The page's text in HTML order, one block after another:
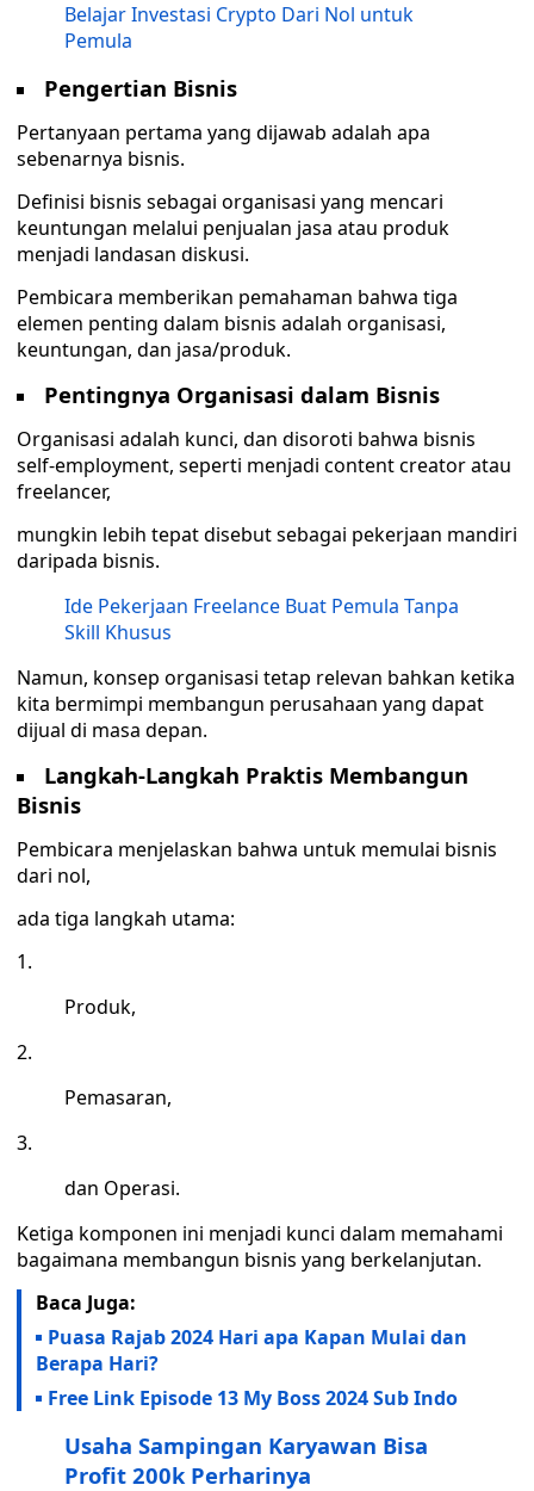
Belajar Investasi Crypto Dari Nol untuk
Pemula
Pengertian Bisnis
Pertanyaan pertama yang dijawab adalah apa
sebenarnya bisnis.
Definisi bisnis sebagai organisasi yang mencari
keuntungan melalui penjualan jasa atau produk
menjadi landasan diskusi.
Pembicara memberikan pemahaman bahwa tiga
elemen penting dalam bisnis adalah organisasi,
keuntungan, dan jasa/produk.
Pentingnya Organisasi dalam Bisnis
Organisasi adalah kunci, dan disoroti bahwa bisnis
self-employment, seperti menjadi content creator atau
freelancer,
mungkin lebih tepat disebut sebagai pekerjaan mandiri
daripada bisnis.
Ide Pekerjaan Freelance Buat Pemula Tanpa
Skill Khusus
Namun, konsep organisasi tetap relevan bahkan ketika
kita bermimpi membangun perusahaan yang dapat
dijual di masa depan.
Langkah-Langkah Praktis Membangun
Bisnis
Pembicara menjelaskan bahwa untuk memulai bisnis
dari nol,
ada tiga langkah utama:
Produk,
Pemasaran,
dan Operasi.
Ketiga komponen ini menjadi kunci dalam memahami
bagaimana membangun bisnis yang berkelanjutan.
Baca Juga:
Puasa Rajab 2024 Hari apa Kapan Mulai dan
Berapa Hari?
Free Link Episode 13 My Boss 2024 Sub Indo
Usaha Sampingan Karyawan Bisa
Profit 200k Perharinya